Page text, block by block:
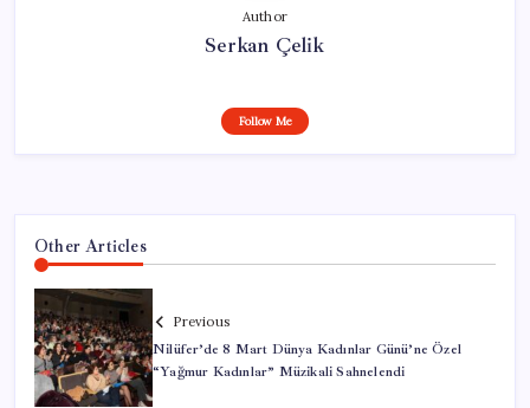
Author
Serkan Çelik
Follow Me
Other Articles
Previous
Nilüfer’de 8 Mart Dünya Kadınlar Günü’ne Özel
“Yağmur Kadınlar” Müzikali Sahnelendi